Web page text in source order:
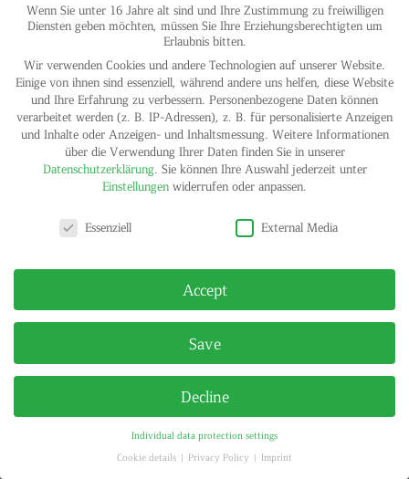
IMPRINT
PRIVACY POLICY
© HELGA MARIA KLOSTERFELDE | ALL RIGHTS RESERVED
Wenn Sie unter 16 Jahre alt sind und Ihre Zustimmung zu freiwilligen
Diensten geben möchten, müssen Sie Ihre Erziehungsberechtigten um
Erlaubnis bitten.
Wir verwenden Cookies und andere Technologien auf unserer Website.
Einige von ihnen sind essenziell, während andere uns helfen, diese Website
und Ihre Erfahrung zu verbessern. Personenbezogene Daten können
verarbeitet werden (z. B. IP-Adressen), z. B. für personalisierte Anzeigen
und Inhalte oder Anzeigen- und Inhaltsmessung. Weitere Informationen
über die Verwendung Ihrer Daten finden Sie in unserer
Datenschutzerklärung. Sie können Ihre Auswahl jederzeit unter
Einstellungen widerrufen oder anpassen.
Essenziell
External Media
Accept
Save
Decline
Individual data protection settings
Cookie details
Privacy Policy Imprint